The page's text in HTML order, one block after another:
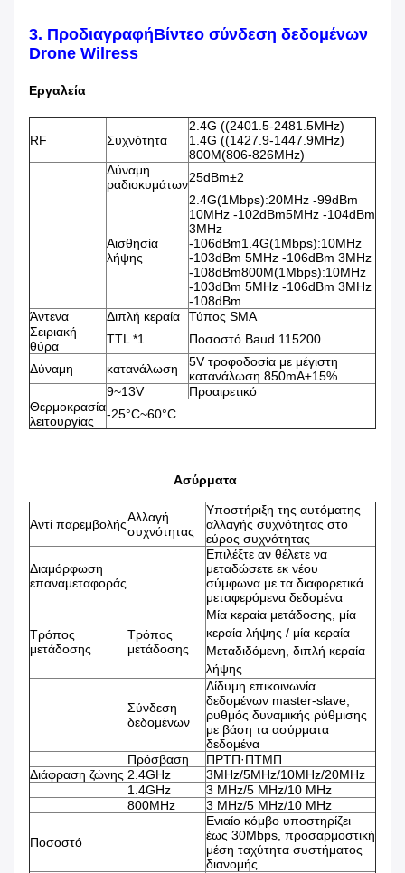
3. ΠροδιαγραφήΒίντεο σύνδεση δεδομένων
Drone Wilress
Εργαλεία
RF Συχνότητα
2.4G ((2401.5-2481.5MHz)
1.4G ((1427.9-1447.9MHz)
800M(806-826MHz)
Δύναμη
ραδιοκυμάτων25dBm±2
Αισθησία
λήψης
2.4G(1Mbps):20MHz -99dBm
10MHz -102dBm5MHz -104dBm
3MHz
-106dBm1.4G(1Mbps):10MHz
-103dBm 5MHz -106dBm 3MHz
-108dBm800M(1Mbps):10MHz
-103dBm 5MHz -106dBm 3MHz
-108dBm
Άντενα
Διπλή κεραία
Τύπος SMA
Σειριακή
θύρα
TTL *1 Ποσοστό Baud 115200
Δύναμη κατανάλωση
5V τροφοδοσία με μέγιστη
κατανάλωση 850mA±15%.
9~13V
Προαιρετικό
Θερμοκρασία
λειτουργίας
-25°C~60°C
Ασύρματα
Αντί παρεμβολήςΑλλαγή
συχνότητας
Υποστήριξη της αυτόματης
αλλαγής συχνότητας στο
εύρος συχνότητας
Διαμόρφωση
επαναμεταφοράς
Επιλέξτε αν θέλετε να
μεταδώσετε εκ νέου
σύμφωνα με τα διαφορετικά
μεταφερόμενα δεδομένα
Τρόπος
μετάδοσης
Τρόπος
μετάδοσης
Μία κεραία μετάδοσης, μία
κεραία λήψης / μία κεραία
Μεταδιδόμενη, διπλή κεραία
λήψης
Σύνδεση
δεδομένων
Δίδυμη επικοινωνία
δεδομένων master-slave,
ρυθμός δυναμικής ρύθμισης
με βάση τα ασύρματα
δεδομένα
Πρόσβαση
ΠΡΤΠ·ΠΤΜΠ
Διάφραση ζώνης 2.4GHz
3MHz/5MHz/10MHz/20MHz
1.4GHz
3 MHz/5 MHz/10 MHz
800MHz
3 MHz/5 MHz/10 MHz
Ποσοστό
Ενιαίο κόμβο υποστηρίζει
έως 30Mbps, προσαρμοστική
μέση ταχύτητα συστήματος
διανομής